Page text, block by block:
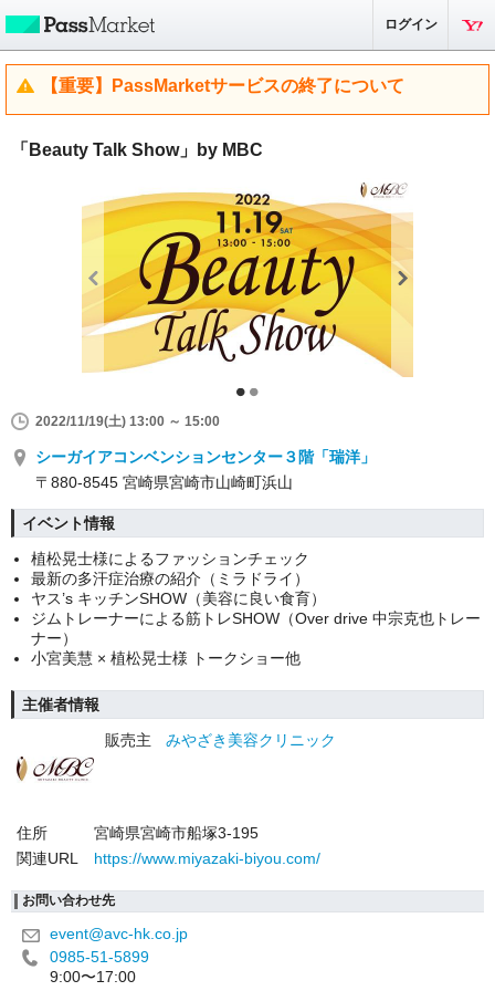
ログイン
【重要】PassMarketサービスの終了について
「Beauty Talk Show」by MBC
2022/11/19(土) 13:00 ～ 15:00
シーガイアコンベンションセンター３階「瑞洋」
〒880-8545 宮崎県宮崎市山崎町浜山
イベント情報
植松晃士様によるファッションチェック
最新の多汗症治療の紹介（ミラドライ）
ヤス’s キッチンSHOW（美容に良い食育）
ジムトレーナーによる筋トレSHOW（Over drive 中宗克也トレー
ナー）
小宮美慧 × 植松晃士様 トークショー他
主催者情報
販売主
みやざき美容クリニック
住所
宮崎県宮崎市船塚3-195
関連URL
https://www.miyazaki-biyou.com/
お問い合わせ先
event@avc-hk.co.jp
0985-51-5899
9:00〜17:00